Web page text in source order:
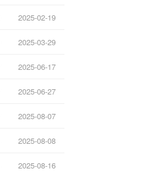
2025-02-19
2025-03-29
2025-06-17
2025-06-27
2025-08-07
2025-08-08
2025-08-16